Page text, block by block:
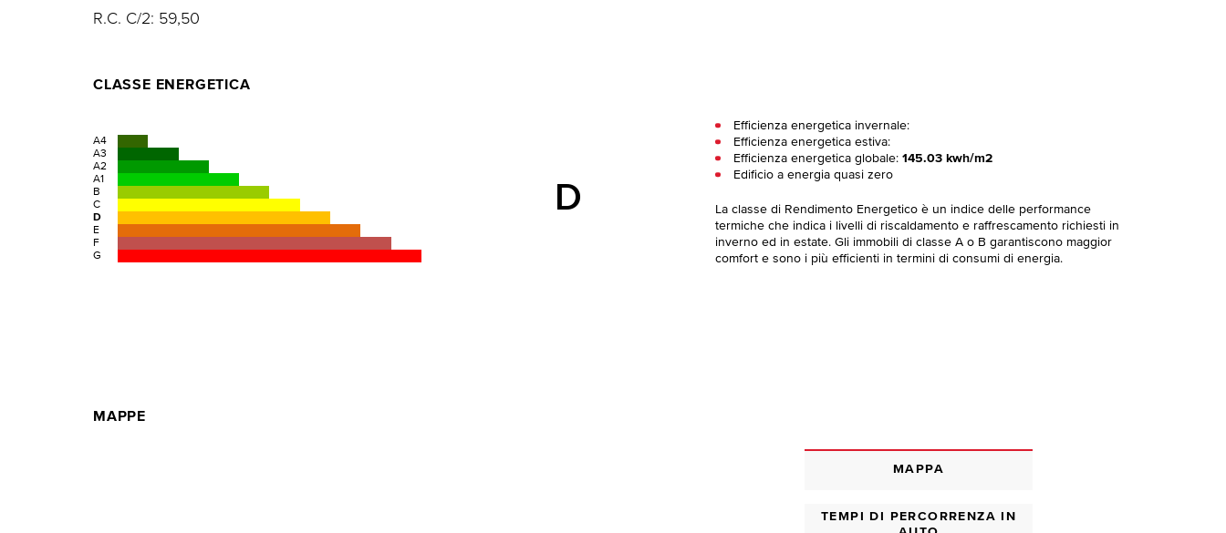
R.C. C/2: 59,50
CLASSE ENERGETICA
A4
A3
A2
A1
B
C
D
E
F
G
D
Efficienza energetica invernale:
Efficienza energetica estiva:
Efficienza energetica globale:145.03 kwh/m2
Edificio a energia quasi zero
La classe di Rendimento Energetico è un indice delle performance
termiche che indica i livelli di riscaldamento e raffrescamento richiesti in
inverno ed in estate. Gli immobili di classe A o B garantiscono maggior
comfort e sono i più efficienti in termini di consumi di energia.
MAPPE
MAPPA
TEMPI DI PERCORRENZA IN